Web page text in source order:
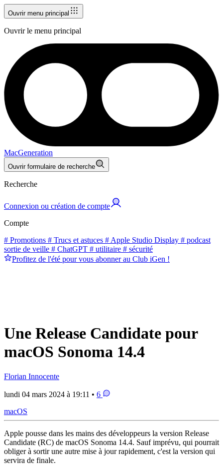
Ouvrir menu principal
Ouvrir le menu principal
MacGeneration
Ouvrir formulaire de recherche
Recherche
Connexion ou création de compte
Compte
# Promotions # Trucs et astuces # Apple Studio Display # podcast
sortie de veille # ChatGPT # utilitaire # sécurité
Profitez de l'été pour vous abonner au Club iGen !
Une Release Candidate pour
macOS Sonoma 14.4
Florian Innocente
lundi 04 mars 2024 à 19:11 • 6
macOS
Apple pousse dans les mains des développeurs la version Release
Candidate (RC) de macOS Sonoma 14.4. Sauf imprévu, qui pourrait
obliger à sortir une autre mise à jour rapidement, c'est la version qui
servira de finale.